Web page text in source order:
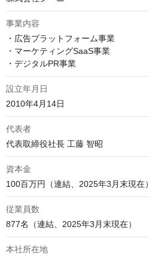
事業内容
・広告プラットフォーム事業
・マーケティングSaaS事業
・デジタルPR事業
設立年月日
2010年4月14日
代表者
代表取締役社長 工藤 智昭
資本金
100百万円（連結、2025年3月末現在）
従業員数
877名（連結、2025年3月末現在）
本社所在地